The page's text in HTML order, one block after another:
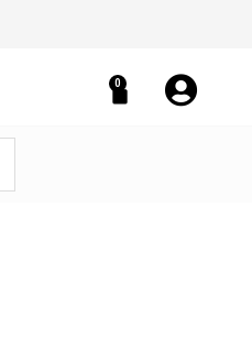
0
Carrinho